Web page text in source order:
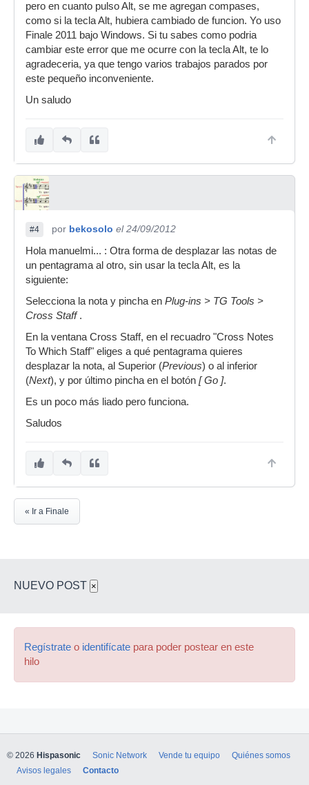
pero en cuanto pulso Alt, se me agregan compases,
como si la tecla Alt, hubiera cambiado de funcion. Yo uso
Finale 2011 bajo Windows. Si tu sabes como podria
cambiar este error que me ocurre con la tecla Alt, te lo
agradeceria, ya que tengo varios trabajos parados por
este pequeño inconveniente.
Un saludo
#4 por bekosolo el 24/09/2012
Hola manuelmi... : Otra forma de desplazar las notas de
un pentagrama al otro, sin usar la tecla Alt, es la
siguiente:
Selecciona la nota y pincha en Plug-ins > TG Tools >
Cross Staff.
En la ventana Cross Staff, en el recuadro "Cross Notes
To Which Staff" eliges a qué pentagrama quieres
desplazar la nota, al Superior (Previous) o al inferior
(Next), y por último pincha en el botón [ Go ].
Es un poco más liado pero funciona.
Saludos
« Ir a Finale
NUEVO POST ×
Regístrate o identifícate para poder postear en este
hilo
© 2026 Hispasonic Sonic Network Vende tu equipo
Quiénes somos
Avisos legales
Contacto